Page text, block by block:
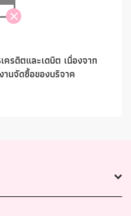
ครดิตและเดบิต เนื่องจาก
านจัดซื้อของบริจาค